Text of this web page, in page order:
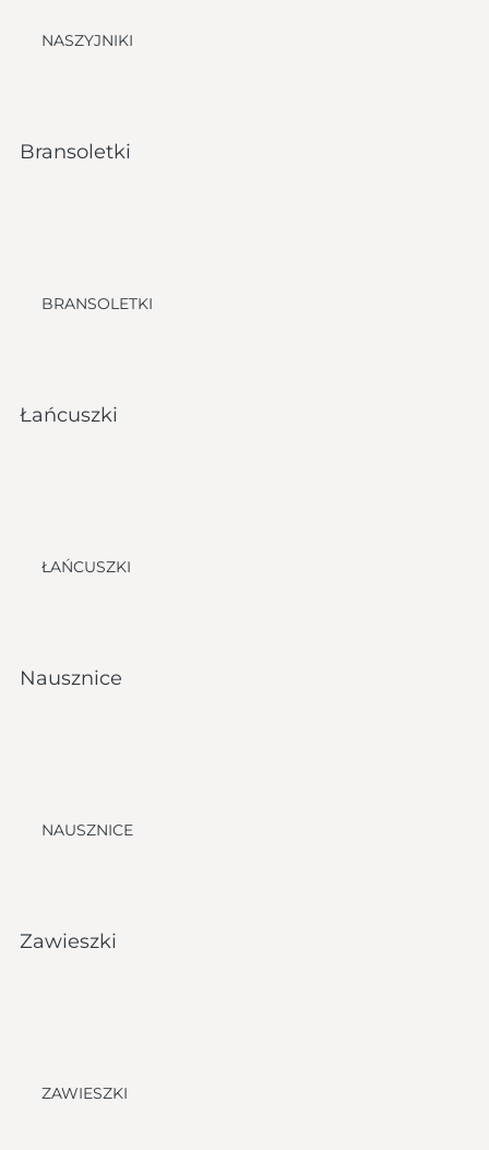
NASZYJNIKI
Bransoletki
BRANSOLETKI
Łańcuszki
ŁAŃCUSZKI
Nausznice
NAUSZNICE
Zawieszki
ZAWIESZKI